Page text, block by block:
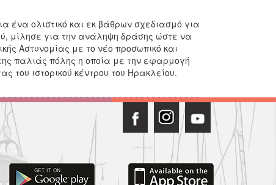
ένα ολιστικό και εκ βάθρων σχεδιασμό για
μίλησε για την ανάληψη δράσης ώστε να
Αστυνομίας με το νέο προσωπικό και
παλιάς πόλης η οποία με την εφαρμογή
του ιστορικού κέντρου του Ηρακλείου.